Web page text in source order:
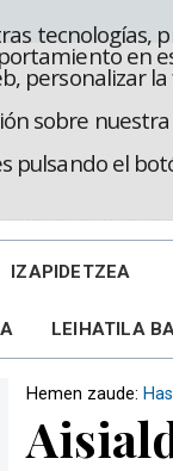
en
personalizar
sobre nuestra
pulsando el
IZAPIDETZEA
LEIHATILA
Hemen zaude: